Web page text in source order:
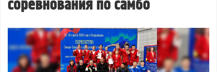
соревнования по самбо